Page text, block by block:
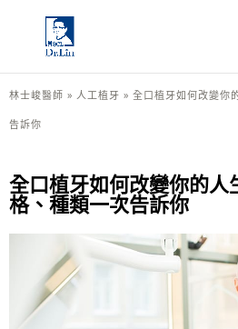
林士峻醫師 » 人工植牙 » 全口植牙如何改變你
告訴你
全口植牙如何改變你的人
格、種類一次告訴你